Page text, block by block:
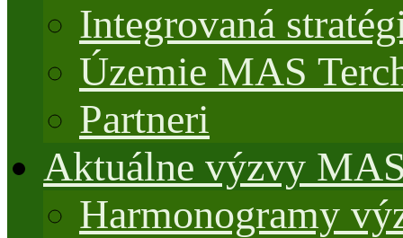
Integrovaná
Územie MAS
Partneri
Aktuálne výzvy
Harmonogramy